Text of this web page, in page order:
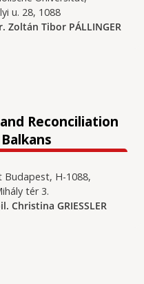
u. 28, 1088
Zoltán Tibor PÁLLINGER
Reconciliation
Budapest, H-1088,
tér 3.
Christina GRIESSLER